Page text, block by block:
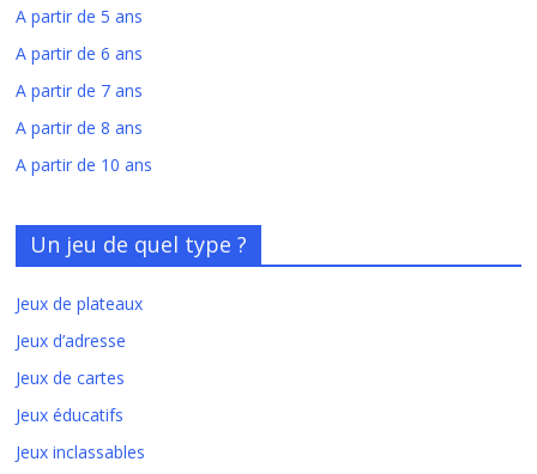
A partir de 5 ans
A partir de 6 ans
A partir de 7 ans
A partir de 8 ans
A partir de 10 ans
Un jeu de quel type ?
Jeux de plateaux
Jeux d’adresse
Jeux de cartes
Jeux éducatifs
Jeux inclassables